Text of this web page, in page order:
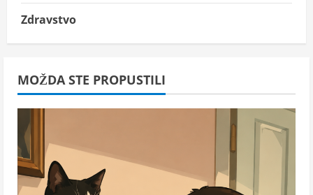
Zdravstvo
MOŽDA STE PROPUSTILI